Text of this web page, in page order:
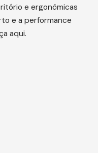
e ergonômicas
e a performance
aqui.